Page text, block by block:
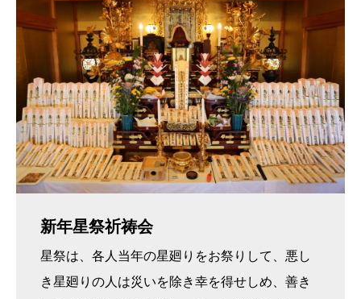
新年星祭祈祷会
星祭は、各人当年の星廻りをお祭りして、悪し
き星廻りの人は災いを除き幸を得せしめ、善き